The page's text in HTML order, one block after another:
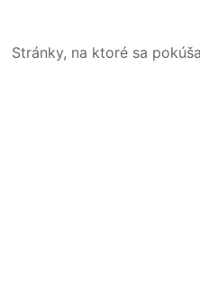
Stránky, na ktoré sa